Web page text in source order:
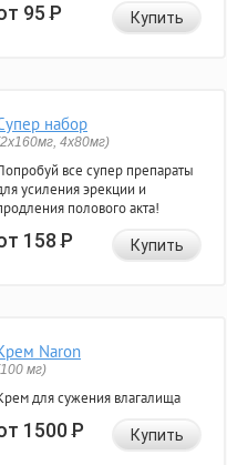
95Р Купить
набор
4х80мг)
все супер препараты
усиления эрекции и
полового акта!
158Р Купить
Naron
мг)
для сужения влагалища
1500Р Купить